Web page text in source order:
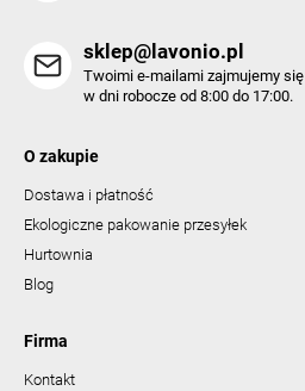
sklep@lavonio.pl
Twoimi e-mailami zajmujemy się
w dni robocze od 8:00 do 17:00.
O zakupie
Dostawa i płatność
Ekologiczne pakowanie przesyłek
Hurtownia
Blog
Firma
Kontakt